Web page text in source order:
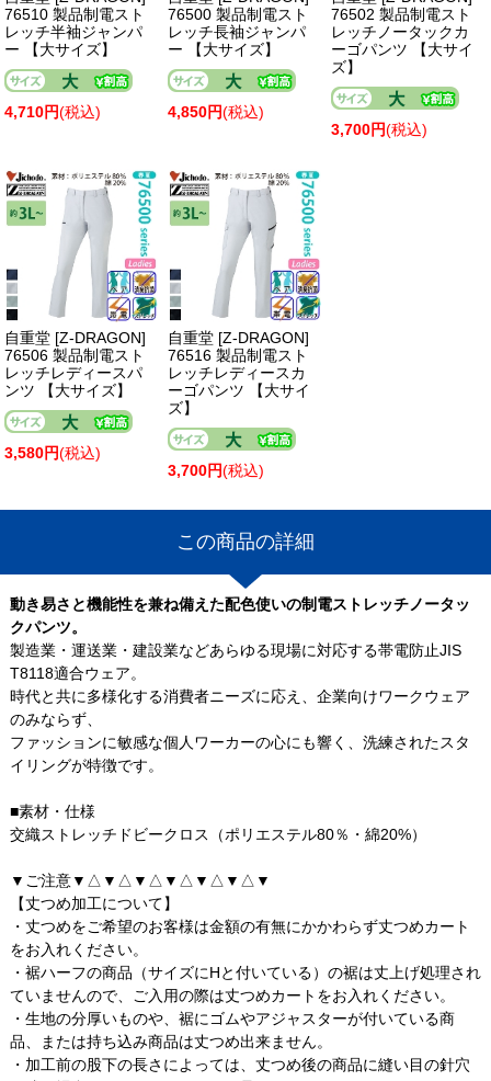
76510 製品制電スト
レッチ半袖ジャンパ
ー 【大サイズ】
4,710円(税込)
76500 製品制電スト
レッチ長袖ジャンパ
ー 【大サイズ】
4,850円(税込)
76502 製品制電スト
レッチノータックカ
ーゴパンツ 【大サイ
ズ】
3,700円(税込)
自重堂 [Z-DRAGON]
76506 製品制電スト
レッチレディースパ
ンツ 【大サイズ】
3,580円(税込)
自重堂 [Z-DRAGON]
76516 製品制電スト
レッチレディースカ
ーゴパンツ 【大サイ
ズ】
3,700円(税込)
この商品の詳細
動き易さと機能性を兼ね備えた配色使いの制電ストレッチノータッ
クパンツ。
製造業・運送業・建設業などあらゆる現場に対応する帯電防止JIS
T8118適合ウェア。
時代と共に多様化する消費者ニーズに応え、企業向けワークウェア
のみならず、
ファッションに敏感な個人ワーカーの心にも響く、洗練されたスタ
イリングが特徴です。
■素材・仕様
交織ストレッチドビークロス（ポリエステル80％・綿20%）
▼ご注意▼△▼△▼△▼△▼△▼△▼
【丈つめ加工について】
・丈つめをご希望のお客様は金額の有無にかかわらず丈つめカート
をお入れください。
・裾ハーフの商品（サイズにHと付いている）の裾は丈上げ処理され
ていませんので、ご入用の際は丈つめカートをお入れください。
・生地の分厚いものや、裾にゴムやアジャスターが付いている商
品、または持ち込み商品は丈つめ出来ません。
・加工前の股下の長さによっては、丈つめ後の商品に縫い目の針穴